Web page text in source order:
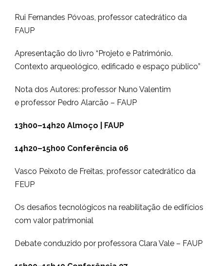
Rui Fernandes Póvoas, professor catedrático da
FAUP
Apresentação do livro “Projeto e Património.
Contexto arqueológico, edificado e espaço público”
Nota dos Autores: professor Nuno Valentim
e professor Pedro Alarcão – FAUP
13h00–14h20 Almoço | FAUP
14h20–15h00 Conferência 06
Vasco Peixoto de Freitas, professor catedrático da
FEUP
Os desafios tecnológicos na reabilitação de edifícios
com valor patrimonial
Debate conduzido por professora Clara Vale – FAUP